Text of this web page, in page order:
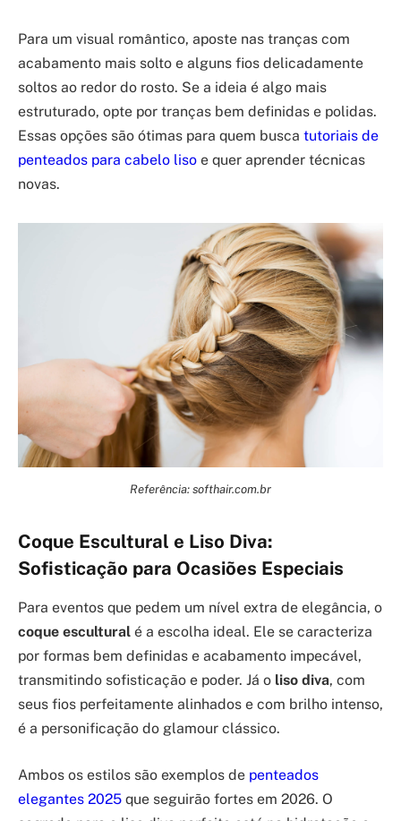
Para um visual romântico, aposte nas tranças com
acabamento mais solto e alguns fios delicadamente
soltos ao redor do rosto. Se a ideia é algo mais
estruturado, opte por tranças bem definidas e polidas.
Essas opções são ótimas para quem busca tutoriais de
penteados para cabelo liso e quer aprender técnicas
novas.
Referência: softhair.com.br
Coque Escultural e Liso Diva:
Sofisticação para Ocasiões Especiais
Para eventos que pedem um nível extra de elegância, o
coque escultural é a escolha ideal. Ele se caracteriza
por formas bem definidas e acabamento impecável,
transmitindo sofisticação e poder. Já o liso diva, com
seus fios perfeitamente alinhados e com brilho intenso,
é a personificação do glamour clássico.
Ambos os estilos são exemplos de penteados
elegantes 2025 que seguirão fortes em 2026. O